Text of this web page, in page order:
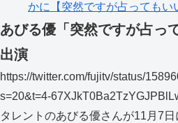
かに【突然ですが占ってもい
あびる優「突然ですが占っ
出演
https://twitter.com/fujitv/status/
s=20&t=4-
タレントのあびる優さんが11月7日